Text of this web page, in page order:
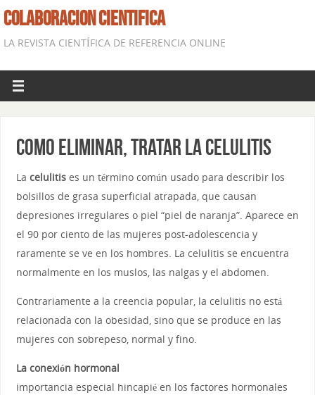
COLABORACION CIENTIFICA
LA REVISTA CIENTÍFICA DE REFERENCIA ONLINE
Como eliminar, tratar la celulitis
La celulitises un término común usado para describir los
bolsillos de grasa superficial atrapada, que causan
depresiones irregulares o piel “piel de naranja”. Aparece en
el 90 por ciento de las mujeres post-adolescencia y
raramente se ve en los hombres. La celulitis se encuentra
normalmente en los muslos, las nalgas y el abdomen.
Contrariamente a la creencia popular, la celulitis no está
relacionada con la obesidad, sino que se produce en las
mujeres con sobrepeso, normal y fino.
La conexión hormonal
importancia especial hincapié en los factores hormonales